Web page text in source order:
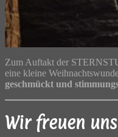
Zum Auftakt der
eine kleine
geschmückt und
Wir freuen